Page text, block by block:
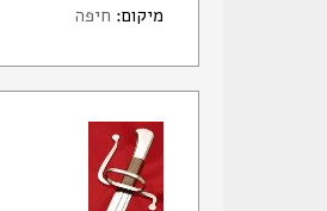
מיקום: חיפה